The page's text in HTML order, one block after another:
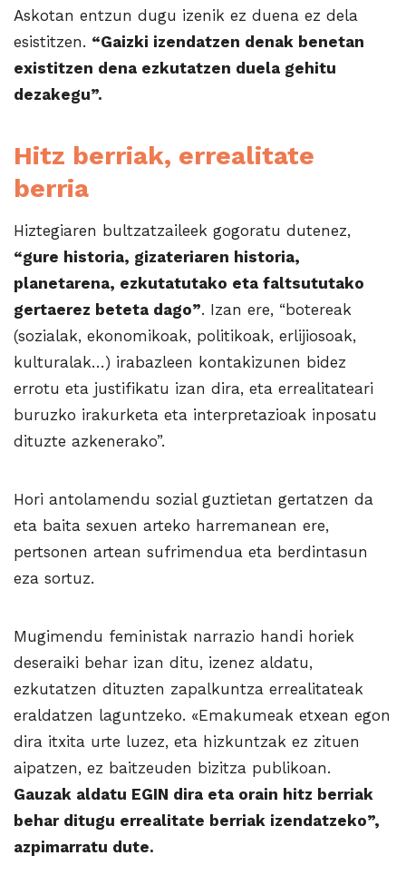
Askotan entzun dugu izenik ez duena ez dela
esistitzen. “Gaizki izendatzen denak benetan
existitzen dena ezkutatzen duela gehitu
dezakegu”.
Hitz berriak, errealitate
berria
Hiztegiaren bultzatzaileek gogoratu dutenez,
“gure historia, gizateriaren historia,
planetarena, ezkutatutako eta faltsututako
gertaerez beteta dago”. Izan ere, “botereak
(sozialak, ekonomikoak, politikoak, erlijiosoak,
kulturalak…) irabazleen kontakizunen bidez
errotu eta justifikatu izan dira, eta errealitateari
buruzko irakurketa eta interpretazioak inposatu
dituzte azkenerako”.
Hori antolamendu sozial guztietan gertatzen da
eta baita sexuen arteko harremanean ere,
pertsonen artean sufrimendua eta berdintasun
eza sortuz.
Mugimendu feministak narrazio handi horiek
deseraiki behar izan ditu, izenez aldatu,
ezkutatzen dituzten zapalkuntza errealitateak
eraldatzen laguntzeko. «Emakumeak etxean egon
dira itxita urte luzez, eta hizkuntzak ez zituen
aipatzen, ez baitzeuden bizitza publikoan.
Gauzak aldatu EGIN dira eta orain hitz berriak
behar ditugu errealitate berriak izendatzeko”,
azpimarratu dute.